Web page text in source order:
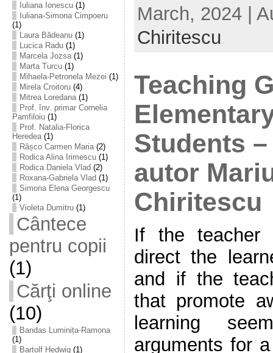
Iuliana Ionescu(1)
Iuliana-Simona Cimpoeru
(1)
Laura Bădeanu(1)
Lucica Radu(1)
Marcela Jozsa(1)
Marta Turcu(1)
Mihaela-Petronela Mezei (1)
Mirela Croitoru(4)
Mitrea Loredana(1)
Prof. înv. primar Cornelia
Pamfiloiu(1)
Prof. Natalia-Florica
Heredea(1)
Râșco Carmen Maria(2)
Rodica Alina Irimescu(1)
Rodica Daniela Vlad (2)
Roxana-Gabriela Vlad (1)
Simona Elena Georgescu
(1)
Violeta Dumitru(1)
Cântece
pentru copii
(1)
Cărţi online
(10)
Bandas Luminița-Ramona
(1)
Bartolf Hedwig(1)
March, 2024 |
Chiritescu
Teaching
Students
autor
Chiritescu
If the teacher
direct the
and if the
that promote
learning
arguments for